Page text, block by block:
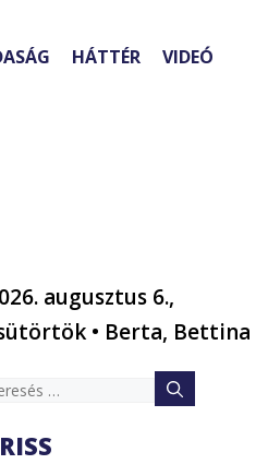
HÁTTÉR VIDEÓ
augusztus 6.,
• Berta, Bettina